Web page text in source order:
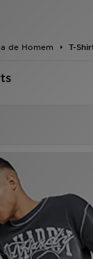
de Homem T-